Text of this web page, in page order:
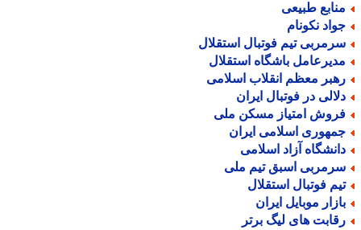
طبیعی
نکونام
تیم فوتبال استقلال
باشگاه استقلال
معظم انقلاب اسلامی
در فوتبال ایران
امتیاز مسکن ملی
اسلامی ایران
آزاد اسلامی
اسبق تیم ملی
فوتبال استقلال
موبایل ایران
های لیگ برتر